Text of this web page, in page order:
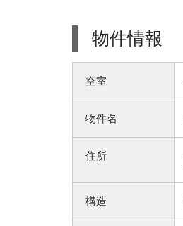
物件情報
空室
物件名
住所
構造